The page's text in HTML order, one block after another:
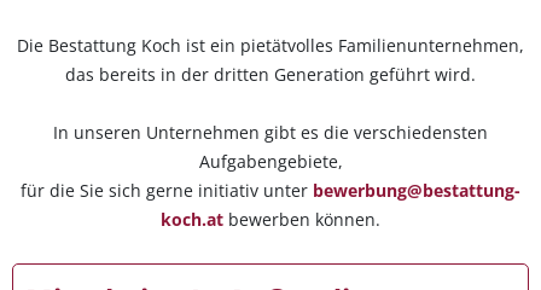
Die Bestattung Koch ist ein pietätvolles Familienunternehmen,
das bereits in der dritten Generation geführt wird.
In unseren Unternehmen gibt es die verschiedensten
Aufgabengebiete,
für die Sie sich gerne initiativ unter bewerbung@bestattung-
koch.at bewerben können.